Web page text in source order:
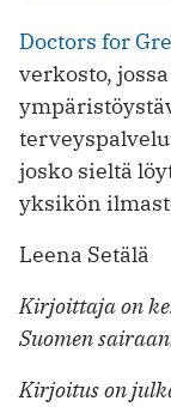
Doctors for
verkosto,
josko sieltä
yksikön
Leena Setälä
Kirjoittaja on
Suomen
Kirjoitus on